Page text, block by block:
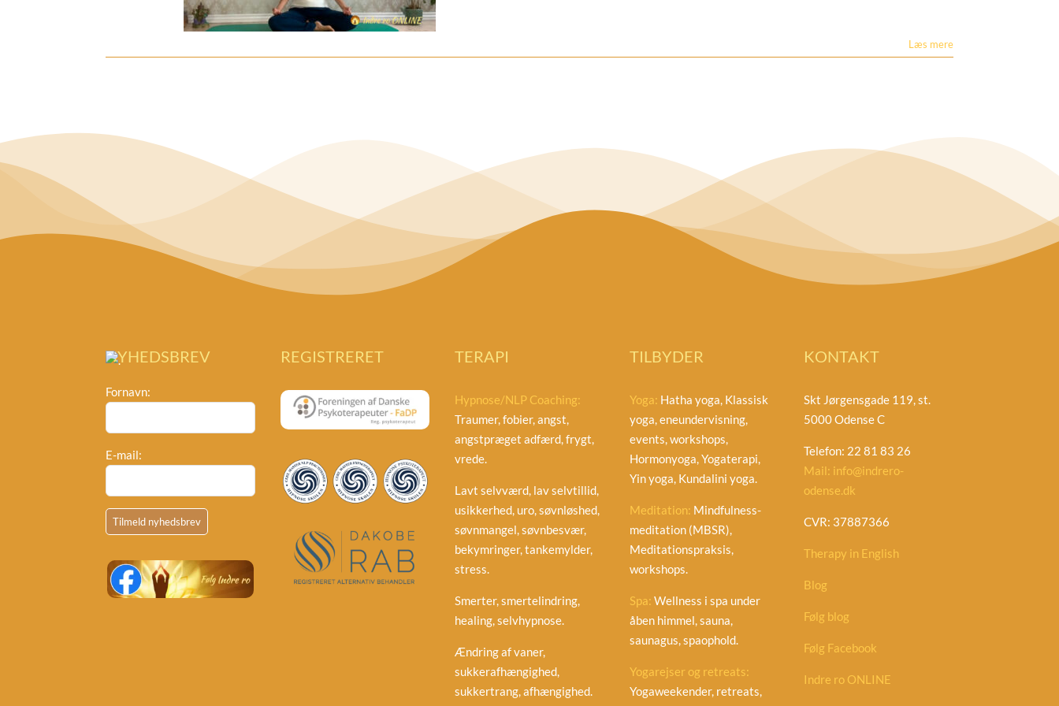
Læs mere
NYHEDSBREV
Fornavn:
E-mail:
REGISTRERET TERAPI
Hypnose/NLP Coaching:
Traumer, fobier, angst,
angstpræget adfærd, frygt,
vrede.
Lavt selvværd, lav selvtillid,
usikkerhed, uro, søvnløshed,
søvnmangel, søvnbesvær,
bekymringer, tankemylder,
stress.
Smerter, smertelindring,
healing, selvhypnose.
Ændring af vaner,
sukkerafhængighed,
sukkertrang, afhængighed.
TILBYDER
Yoga: Hatha yoga, Klassisk
yoga, eneundervisning,
events, workshops,
Hormonyoga, Yogaterapi,
Yin yoga, Kundalini yoga.
Meditation: Mindfulness-
meditation (MBSR),
Meditationspraksis,
workshops.
Spa: Wellness i spa under
åben himmel, sauna,
saunagus, spaophold.
Yogarejser og retreats:
Yogaweekender, retreats,
KONTAKT
Skt Jørgensgade 119, st.
5000 Odense C
Telefon: 22 81 83 26
Mail: info@indrero-
odense.dk
CVR: 37887366
Therapy in English
Blog
Følg blog
Følg Facebook
Indre ro ONLINE